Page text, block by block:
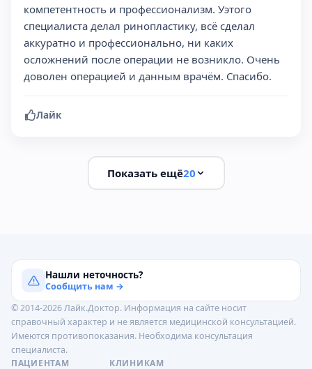
компетентность и профессионализм. Уэтого
специалиста делал ринопластику, всё сделал
аккуратно и профессионально, ни каких
осложнений после операции не возникло. Очень
доволен операцией и данным врачём. Спасибо.
Лайк
Показать ещё20
Нашли неточность?
Сообщить нам →
© 2014-2026 Лайк.Доктор. Информация на сайте носит
справочный характер и не является медицинской консультацией.
Имеются противопоказания. Необходима консультация
специалиста.
ПАЦИЕНТАМ
КЛИНИКАМ